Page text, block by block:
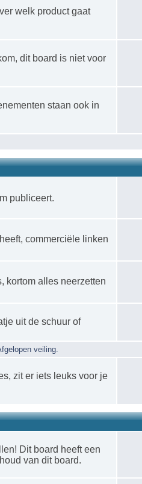
welk product gaat
dit board is niet voor
staan ook in
publiceert.
commerciële linken
kortom alles neerzetten
uit de schuur of
veiling.
zit er iets leuks voor je
Dit board heeft een
van dit board.